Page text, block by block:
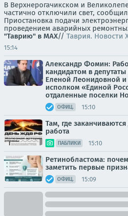
В Верхнерогачикском и
частично отключили свет,
Приостановка подачи
проведением аварийных
"Таврию" в MAX// Таврия. Новости
15:14
Александр Фомин:
кандидатом в
Еленой Леонидовной
исполком «Единой
отдаленные поселки
ОФИЦ. 15:10
Там, где
работа
ПАБЛИКИ 15:10
Ретинобластома:
заметить первые
ОФИЦ. 15:09